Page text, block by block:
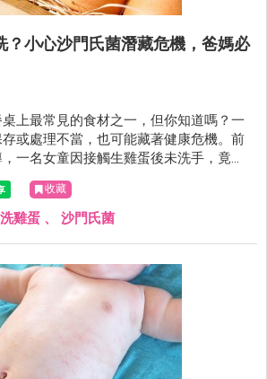
？小心沙門氏菌潛藏危機，爸媽必
上最常見的食材之一，但你知道嗎？一
或處理不當，也可能藏著健康危機。前
一名女童因接觸生雞蛋後未洗手，竟感
退，讓許多爸媽聞之色變。到底雞蛋該怎
麼煮，才能吃得安心？今天就帶大家一起
好好學起來！
收藏
洗雞蛋 、 沙門氏菌